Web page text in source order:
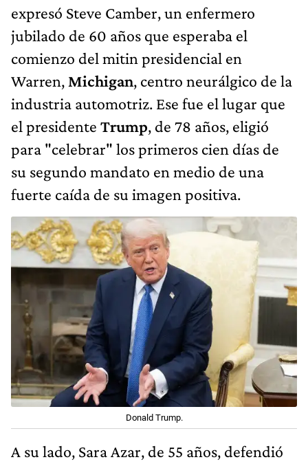
expresó Steve Camber, un enfermero
jubilado de 60 años que esperaba el
comienzo del mitin presidencial en
Warren, Michigan, centro neurálgico de la
industria automotriz. Ese fue el lugar que
el presidente Trump, de 78 años, eligió
para "celebrar" los primeros cien días de
su segundo mandato en medio de una
fuerte caída de su imagen positiva.
Donald Trump.
A su lado, Sara Azar, de 55 años, defendió